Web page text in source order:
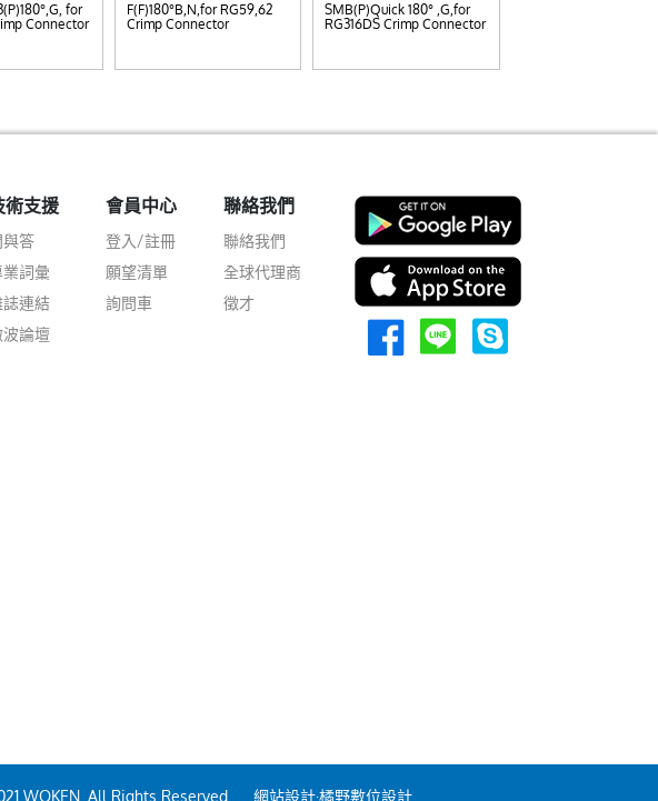
for
Connector
F(F)180°B,N,for RG59,62
Crimp Connector
SMB(P)Quick 180° ,G,for
RG316DS Crimp Connector
術支援
與答
業詞彙
誌連結
波論壇
會員中心
登入/註冊
願望清單
詢問車
聯絡我們
聯絡我們
全球代理商
徵才
WOKEN. All Rights Reserved. 網站設計·橘野數位設計